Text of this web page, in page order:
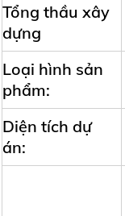
Tổng thầu xây
dựng
Loại hình sản
phẩm:
Diện tích dự
án: